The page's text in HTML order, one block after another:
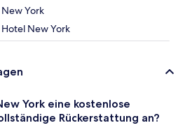
York
New York
York eine kostenlose
Rückerstattung an?